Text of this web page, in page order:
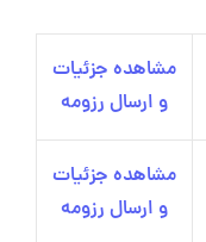
مشاهده جزئیات
و ارسال رزومه
مشاهده جزئیات
و ارسال رزومه